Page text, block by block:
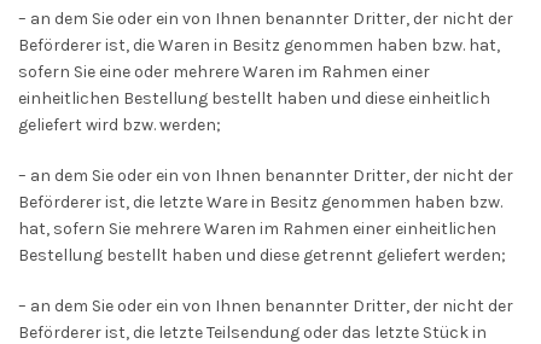
– an dem Sie oder ein von Ihnen benannter Dritter, der nicht der
Beförderer ist, die Waren in Besitz genommen haben bzw. hat,
sofern Sie eine oder mehrere Waren im Rahmen einer
einheitlichen Bestellung bestellt haben und diese einheitlich
geliefert wird bzw. werden;
– an dem Sie oder ein von Ihnen benannter Dritter, der nicht der
Beförderer ist, die letzte Ware in Besitz genommen haben bzw.
hat, sofern Sie mehrere Waren im Rahmen einer einheitlichen
Bestellung bestellt haben und diese getrennt geliefert werden;
– an dem Sie oder ein von Ihnen benannter Dritter, der nicht der
Beförderer ist, die letzte Teilsendung oder das letzte Stück in